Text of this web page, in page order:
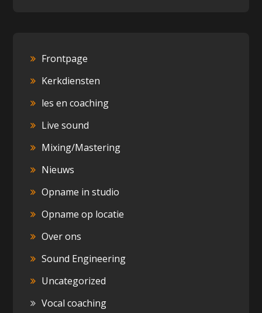
Frontpage
Kerkdiensten
les en coaching
Live sound
Mixing/Mastering
Nieuws
Opname in studio
Opname op locatie
Over ons
Sound Engineering
Uncategorized
Vocal coaching